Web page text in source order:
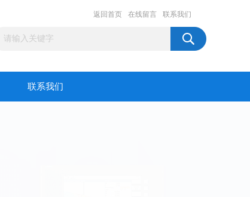
返回首页 在线留言 联系我们
联系我们